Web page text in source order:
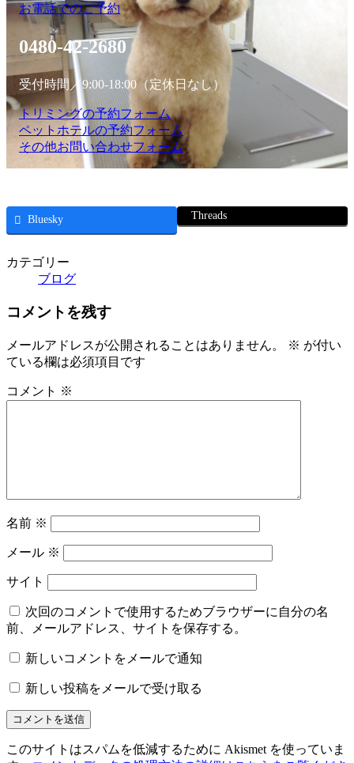
お電話でのご予約
0480-42-2680
受付時間／9:00-18:00（定休日なし）
トリミングの予約フォーム
ペットホテルの予約フォーム
その他お問い合わせフォーム
Bluesky Threads
カテゴリー
ブログ
コメントを残す
メールアドレスが公開されることはありません。 ※ が付い
ている欄は必須項目です
コメント ※
名前 ※
メール ※
サイト
次回のコメントで使用するためブラウザーに自分の名
前、メールアドレス、サイトを保存する。
新しいコメントをメールで通知
新しい投稿をメールで受け取る
このサイトはスパムを低減するために Akismet を使っていま